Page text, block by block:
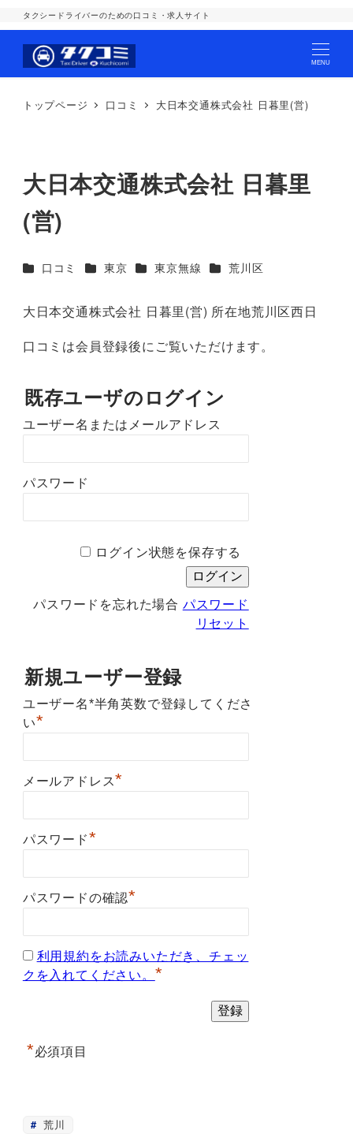
タクシードライバーのための口コミ・求人サイト
MENU
トップページ 口コミ 大日本交通株式会社 日暮里(営)
大日本交通株式会社 日暮里
(営)
カテゴリー
口コミ カテゴリー
東京 カテゴリー
東京無線 カテゴリー
荒川区
大日本交通株式会社 日暮里(営) 所在地荒川区西日
口コミは会員登録後にご覧いただけます。
既存ユーザのログイン
ユーザー名またはメールアドレス
パスワード
ログイン状態を保存する
パスワードを忘れた場合 パスワード
リセット
新規ユーザー登録
ユーザー名*半角英数で登録してくださ
い*
メールアドレス*
パスワード*
パスワードの確認*
利用規約をお読みいただき、チェッ
クを入れてください。 *
*必須項目
荒川